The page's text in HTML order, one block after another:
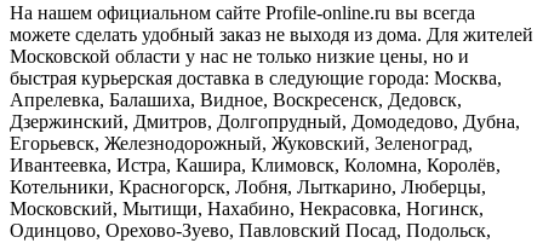
На нашем официальном сайте Profile-online.ru вы всегда
можете сделать удобный заказ не выходя из дома. Для жителей
Московской области у нас не только низкие цены, но и
быстрая курьерская доставка в следующие города: Москва,
Апрелевка, Балашиха, Видное, Воскресенск, Дедовск,
Дзержинский, Дмитров, Долгопрудный, Домодедово, Дубна,
Егорьевск, Железнодорожный, Жуковский, Зеленоград,
Ивантеевка, Истра, Кашира, Климовск, Коломна, Королёв,
Котельники, Красногорск, Лобня, Лыткарино, Люберцы,
Московский, Мытищи, Нахабино, Некрасовка, Ногинск,
Одинцово, Орехово-Зуево, Павловский Посад, Подольск,